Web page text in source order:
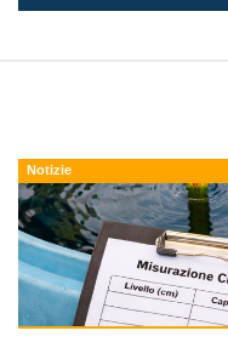
Notizie